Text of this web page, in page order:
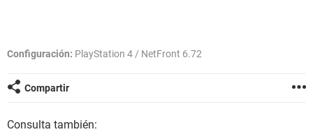
Configuración: PlayStation 4 / NetFront 6.72
Compartir
Consulta también: